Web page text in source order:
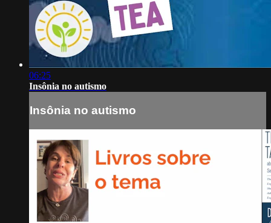
06:25
Insônia no autismo
Insônia no autismo